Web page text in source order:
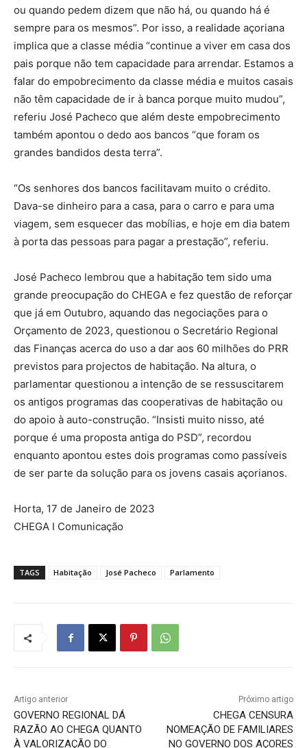
ou quando pedem dizem que não há, ou quando há é
sempre para os mesmos”. Por isso, a realidade açoriana
implica que a classe média “continue a viver em casa dos
pais porque não tem capacidade para arrendar. Estamos a
falar do empobrecimento da classe média e muitos casais
não têm capacidade de ir à banca porque muito mudou”,
referiu José Pacheco que além deste empobrecimento
também apontou o dedo aos bancos “que foram os
grandes bandidos desta terra”.
“Os senhores dos bancos facilitavam muito o crédito.
Dava-se dinheiro para a casa, para o carro e para uma
viagem, sem esquecer das mobílias, e hoje em dia batem
à porta das pessoas para pagar a prestação”, referiu.
José Pacheco lembrou que a habitação tem sido uma
grande preocupação do CHEGA e fez questão de reforçar
que já em Outubro, aquando das negociações para o
Orçamento de 2023, questionou o Secretário Regional
das Finanças acerca do uso a dar aos 60 milhões do PRR
previstos para projectos de habitação. Na altura, o
parlamentar questionou a intenção de se ressuscitarem
os antigos programas das cooperativas de habitação ou
do apoio à auto-construção. “Insisti muito nisso, até
porque é uma proposta antiga do PSD”, recordou
enquanto apontou estes dois programas como passíveis
de ser parte da solução para os jovens casais açorianos.
Horta, 17 de Janeiro de 2023
CHEGA I Comunicação
TAGS Habitação José Pacheco Parlamento
Artigo anterior
GOVERNO REGIONAL DÁ
RAZÃO AO CHEGA QUANTO
À VALORIZAÇÃO DO
Próximo artigo
CHEGA CENSURA
NOMEAÇÃO DE FAMILIARES
NO GOVERNO DOS AÇORES